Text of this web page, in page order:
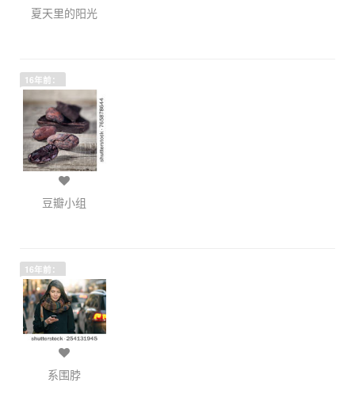
夏天里的阳光
16年前：
豆瓣小组
16年前：
系围脖